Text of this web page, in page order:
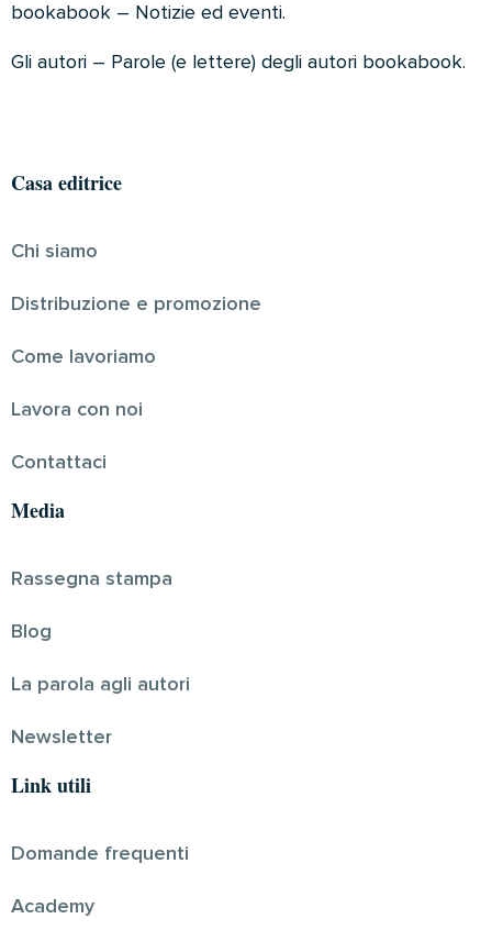
bookabook – Notizie ed eventi.
Gli autori – Parole (e lettere) degli autori bookabook.
Casa editrice
Chi siamo
Distribuzione e promozione
Come lavoriamo
Lavora con noi
Contattaci
Media
Rassegna stampa
Blog
La parola agli autori
Newsletter
Link utili
Domande frequenti
Academy